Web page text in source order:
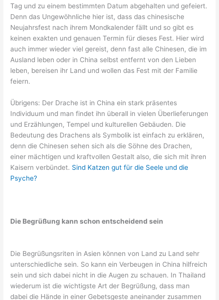
Tag und zu einem bestimmten Datum abgehalten und gefeiert.
Denn das Ungewöhnliche hier ist, dass das chinesische
Neujahrsfest nach ihrem Mondkalender fällt und so gibt es
keinen exakten und genauen Termin für dieses Fest. Hier wird
auch immer wieder viel gereist, denn fast alle Chinesen, die im
Ausland leben oder in China selbst entfernt von den Lieben
leben, bereisen ihr Land und wollen das Fest mit der Familie
feiern.
Übrigens: Der Drache ist in China ein stark präsentes
Individuum und man findet ihn überall in vielen Überlieferungen
und Erzählungen, Tempel und kulturellen Gebäuden. Die
Bedeutung des Drachens als Symbolik ist einfach zu erklären,
denn die Chinesen sehen sich als die Söhne des Drachen,
einer mächtigen und kraftvollen Gestalt also, die sich mit ihren
Kaisern verbündet. Sind Katzen gut für die Seele und die
Psyche?
Die Begrüßung kann schon entscheidend sein
Die Begrüßungsriten in Asien können von Land zu Land sehr
unterschiedliche sein. So kann ein Verbeugen in China hilfreich
sein und sich dabei nicht in die Augen zu schauen. In Thailand
wiederum ist die wichtigste Art der Begrüßung, dass man
dabei die Hände in einer Gebetsgeste aneinander zusammen